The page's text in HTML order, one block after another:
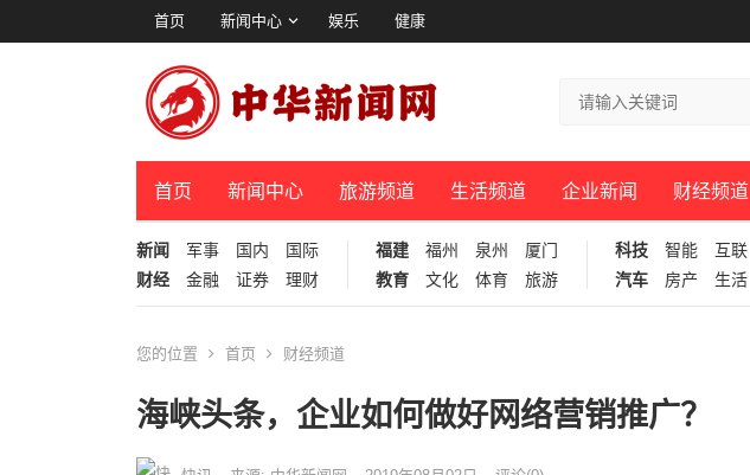
首页 新闻中心 娱乐 健康
首页 新闻中心 旅游频道 生活频道 企业新闻 财经频道
新闻 军事 国内
国际
财经
金融 证券 理财
福建 福州 泉州
厦门
教育
文化 体育 旅游
科技 智能 互联
汽车
房产 生活
您的位置 首页 财经频道
海峡头条，企业如何做好网络营销推广？